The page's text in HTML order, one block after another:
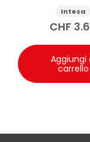
Intesa
CHF
Aggiungi
carrello